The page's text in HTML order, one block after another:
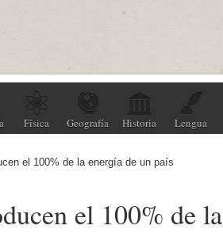
Física Geografía Historia Lengua
el 100% de la energía de un país
el 100% de la